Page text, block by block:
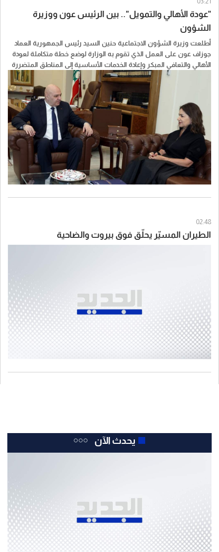
"عودة الأهالي والتمويل".. بين الرئيس عون ووزيرة
الشؤون
أطلعت وزيرة الشؤون الاجتماعية حنين السيد رئيس الجمهورية العماد
جوزاف عون على العمل الذي تقوم به الوزارة لوضع خطة متكاملة لعودة
الأهالي والتعافي المبكر وإعادة الخدمات الأساسية إلى المناطق المتضررة
من الحرب الاسرائيلية والتقديرات الأولية للحاجات والأولويات التي يفترض
العمل على تحديدها في المرحلة الأولى وآليات التنفيذ والتموي
02:48
الطيران المسيّر يحلّق فوق بيروت والضاحية
يحدث الآن